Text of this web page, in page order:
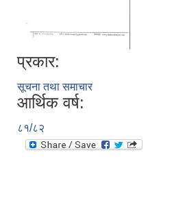
प्रकार:
सूचना तथा समाचार
आर्थिक वर्ष:
८१/८२